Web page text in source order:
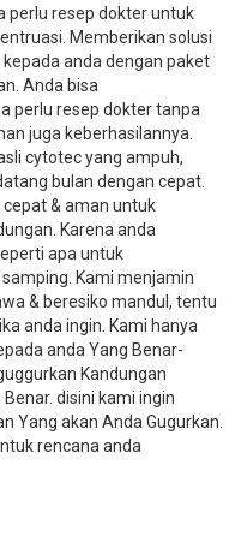
perlu resep dokter untuk
Memberikan solusi
anda dengan paket
Anda bisa
perlu resep dokter tanpa
juga keberhasilannya.
cytotec yang ampuh,
bulan dengan cepat.
cepat & aman untuk
Karena anda
apa untuk
Kami menjamin
& beresiko mandul, tentu
anda ingin. Kami hanya
anda Yang Benar-
Kandungan
disini kami ingin
Yang akan Anda Gugurkan.
rencana anda